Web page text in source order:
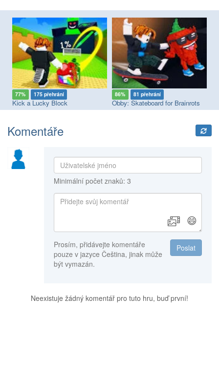
77% 175 přehrání
Kick a Lucky Block
86% 81 přehrání
Obby: Skateboard for Brainrots
Komentáře
Minimální počet znaků: 3
😄
Poslat
Prosím, přidávejte komentáře
pouze v jazyce Čeština, jinak může
být vymazán.
Neexistuje žádný komentář pro tuto hru, buď první!